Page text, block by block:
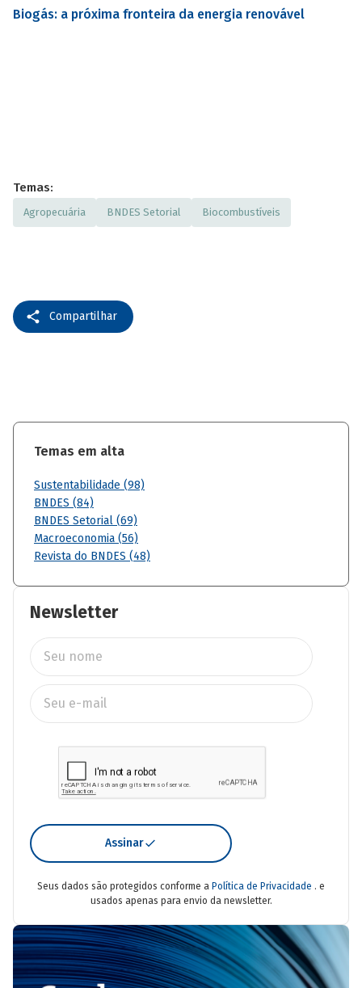
Biogás: a próxima fronteira da energia renovável
Temas:
Agropecuária BNDES Setorial Biocombustíveis
Compartilhar
Temas em alta
Sustentabilidade (98)
BNDES (84)
BNDES Setorial (69)
Macroeconomia (56)
Revista do BNDES (48)
Newsletter
Assinar
Seus dados são protegidos conforme a Política de Privacidade . e
usados apenas para envio da newsletter.